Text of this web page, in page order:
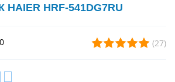
HRF-541DG7RU
(27)